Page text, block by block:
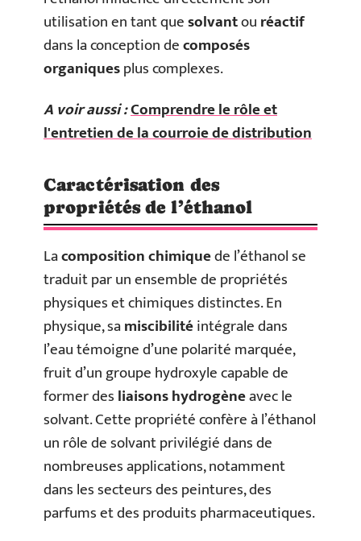
utilisation en tant quesolvantouréactif
dans la conception decomposés
organiquesplus complexes.
A voir aussi :Comprendre le rôle et
l'entretien de la courroie de distribution
Caractérisation des
propriétés de l’éthanol
Lacomposition chimiquede l’éthanol se
traduit par un ensemble de propriétés
physiques et chimiques distinctes. En
physique, samiscibilitéintégrale dans
l’eau témoigne d’une polarité marquée,
fruit d’un groupe hydroxyle capable de
former desliaisons hydrogèneavec le
solvant. Cette propriété confère à l’éthanol
un rôle de solvant privilégié dans de
nombreuses applications, notamment
dans les secteurs des peintures, des
parfums et des produits pharmaceutiques.